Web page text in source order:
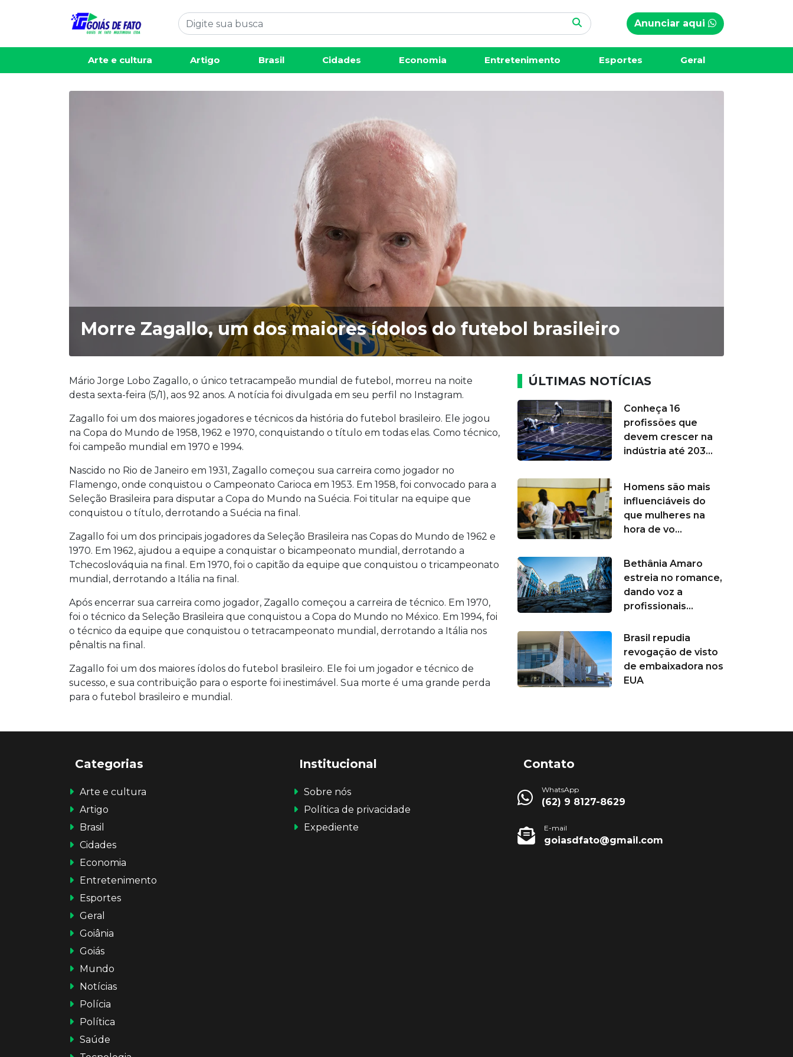
Anunciar aqui
Arte e cultura Artigo Brasil Cidades Economia Entretenimento Esportes Geral
Morre Zagallo, um dos maiores ídolos do futebol brasileiro
Mário Jorge Lobo Zagallo, o único tetracampeão mundial de futebol, morreu na noite
desta sexta-feira (5/1), aos 92 anos. A notícia foi divulgada em seu perfil no Instagram.
Zagallo foi um dos maiores jogadores e técnicos da história do futebol brasileiro. Ele jogou
na Copa do Mundo de 1958, 1962 e 1970, conquistando o título em todas elas. Como técnico,
foi campeão mundial em 1970 e 1994.
Nascido no Rio de Janeiro em 1931, Zagallo começou sua carreira como jogador no
Flamengo, onde conquistou o Campeonato Carioca em 1953. Em 1958, foi convocado para a
Seleção Brasileira para disputar a Copa do Mundo na Suécia. Foi titular na equipe que
conquistou o título, derrotando a Suécia na final.
Zagallo foi um dos principais jogadores da Seleção Brasileira nas Copas do Mundo de 1962 e
1970. Em 1962, ajudou a equipe a conquistar o bicampeonato mundial, derrotando a
Tchecoslováquia na final. Em 1970, foi o capitão da equipe que conquistou o tricampeonato
mundial, derrotando a Itália na final.
Após encerrar sua carreira como jogador, Zagallo começou a carreira de técnico. Em 1970,
foi o técnico da Seleção Brasileira que conquistou a Copa do Mundo no México. Em 1994, foi
o técnico da equipe que conquistou o tetracampeonato mundial, derrotando a Itália nos
pênaltis na final.
Zagallo foi um dos maiores ídolos do futebol brasileiro. Ele foi um jogador e técnico de
sucesso, e sua contribuição para o esporte foi inestimável. Sua morte é uma grande perda
para o futebol brasileiro e mundial.
ÚLTIMAS NOTÍCIAS
Conheça 16
profissões que
devem crescer na
indústria até 203...
Homens são mais
influenciáveis do
que mulheres na
hora de vo...
Bethânia Amaro
estreia no romance,
dando voz a
profissionais...
Brasil repudia
revogação de visto
de embaixadora nos
EUA
Categorias
Arte e cultura
Artigo
Brasil
Cidades
Economia
Entretenimento
Esportes
Geral
Goiânia
Goiás
Mundo
Notícias
Polícia
Política
Saúde
Institucional
Sobre nós
Política de privacidade
Expediente
Contato
WhatsApp
(62) 9 8127-8629
E-mail
goiasdfato@gmail.com